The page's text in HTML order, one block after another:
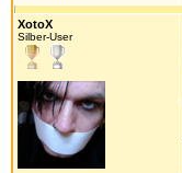
XotoX
Silber-User